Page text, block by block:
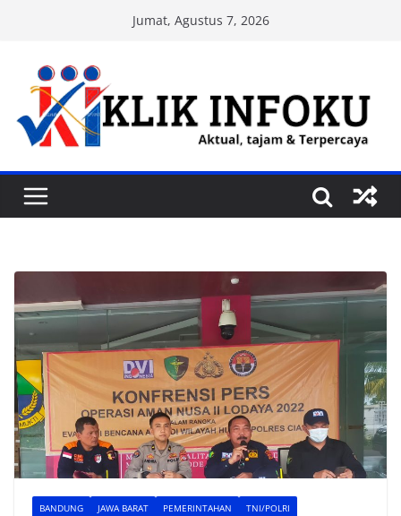
content
Jumat, Agustus 7, 2026
BANDUNG JAWA BARAT PEMERINTAHAN TNI/POLRI